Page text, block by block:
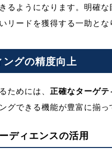
るようになります。明確
リードを獲得する一助とな
グの精度向上
ためには、 正確なターゲテ
グできる機能が豊富に揃っ
ディエンスの活用